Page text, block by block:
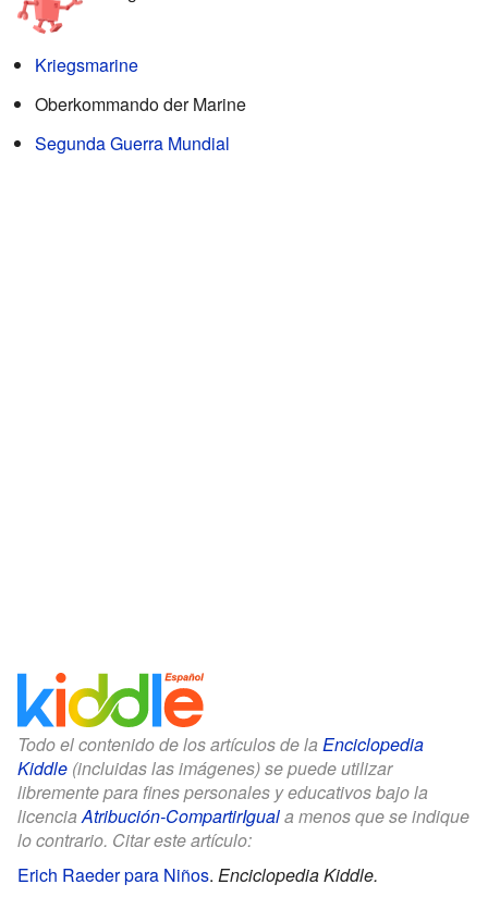
Kriegsmarine
Oberkommando der Marine
Segunda Guerra Mundial
Todo el contenido de los artículos de la Enciclopedia
Kiddle (incluidas las imágenes) se puede utilizar
libremente para fines personales y educativos bajo la
licenciaAtribución-CompartirIguala menos que se indique
lo contrario. Citar este artículo:
Erich Raeder para Niños. Enciclopedia Kiddle.